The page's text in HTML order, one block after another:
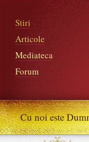
Stiri
Articole
Mediateca
Forum
Cu noi este